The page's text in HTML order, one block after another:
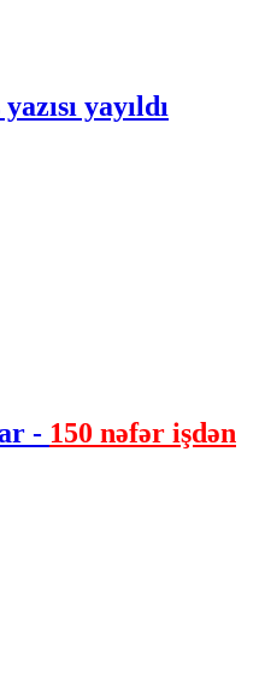
yayıldı
- 150 nəfər işdən